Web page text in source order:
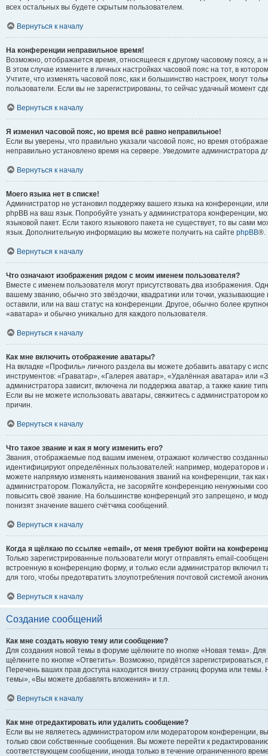
всех остальных вы будете скрытым пользователем.
Вернуться к началу
На конференции неправильное время!
Возможно, отображается время, относящееся к другому часовому поясу, а
В этом случае измените в личных настройках часовой пояс на тот, в
Учтите, что изменять часовой пояс, как и большинство настроек, могут
пользователи. Если вы не зарегистрированы, то сейчас удачный момент
Вернуться к началу
Я изменил часовой пояс, но время всё равно неправильное!
Если вы уверены, что правильно указали часовой пояс, но время
неправильно установлено время на сервере. Уведомите администратора
Вернуться к началу
Моего языка нет в списке!
Администратор не установил поддержку вашего языка на конференции,
phpBB на ваш язык. Попробуйте узнать у администратора конференции,
языковой пакет. Если такого языкового пакета не существует, то вы сами
язык. Дополнительную информацию вы можете получить на сайте phpBB®.
Вернуться к началу
Что означают изображения рядом с моим именем пользователя?
Вместе с именем пользователя могут присутствовать два изображения.
вашему званию, обычно это звёздочки, квадратики или точки,
оставили, или на ваш статус на конференции. Другое, обычно более
«аватара» и обычно уникально для каждого пользователя.
Вернуться к началу
Как мне включить отображение аватары?
На вкладке «Профиль» личного раздела вы можете добавить аватару с
инструментов: «Граватар», «Галерея аватар», «Удалённая аватара» или
администратора зависит, включена ли поддержка аватар, а также какие
Если вы не можете использовать аватары, свяжитесь с администратором
причин.
Вернуться к началу
Что такое звание и как я могу изменить его?
Звания, отображаемые под вашим именем, отражают количество
идентифицируют определённых пользователей: например, модераторов
можете напрямую изменять наименования званий на конференции, так как
администратором. Пожалуйста, не засоряйте конференцию ненужными
повысить своё звание. На большинстве конференций это запрещено, и
понизят значение вашего счётчика сообщений.
Вернуться к началу
Когда я щёлкаю по ссылке «email», от меня требуют войти на
Только зарегистрированные пользователи могут отправлять email-
встроенную в конференцию форму, и только если администратор включил
для того, чтобы предотвратить злоупотребления почтовой системой
Вернуться к началу
Создание сообщений
Как мне создать новую тему или сообщение?
Для создания новой темы в форуме щёлкните по кнопке «Новая тема».
щёлкните по кнопке «Ответить». Возможно, придётся
Перечень ваших прав доступа находится внизу страниц форума или
темы», «Вы можете добавлять вложения» и т.п.
Вернуться к началу
Как мне отредактировать или удалить сообщение?
Если вы не являетесь администратором или модератором конференции,
только свои собственные сообщения. Вы можете перейти к
соответствующем сообщении, иногда только в течение ограниченного